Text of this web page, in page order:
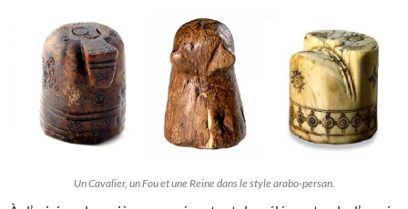
Un Cavalier, un Fou et une Reine dans le style arabo-persan.